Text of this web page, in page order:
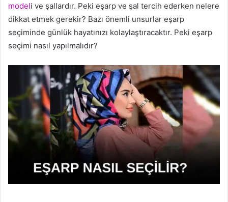
modeli ve şallardır. Peki eşarp ve şal tercih ederken nelere
dikkat etmek gerekir? Bazı önemli unsurlar eşarp
seçiminde günlük hayatınızı kolaylaştıracaktır. Peki eşarp
seçimi nasıl yapılmalıdır?